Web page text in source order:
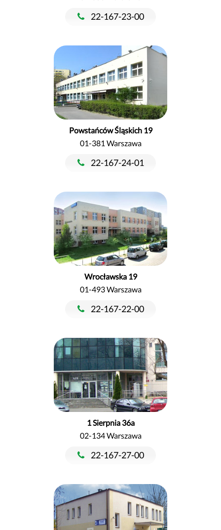
22-167-23-00
Powstańców Śląskich 19
01-381 Warszawa
22-167-24-01
Wrocławska 19
01-493 Warszawa
22-167-22-00
1 Sierpnia 36a
02-134 Warszawa
22-167-27-00